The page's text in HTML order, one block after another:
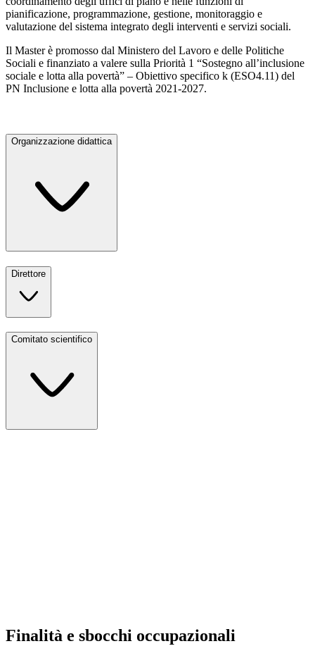
pianificazione, programmazione, gestione, monitoraggio e
valutazione del sistema integrato degli interventi e servizi sociali.
Il Master è promosso dal Ministero del Lavoro e delle Politiche
Sociali e finanziato a valere sulla Priorità 1 “Sostegno all’inclusione
sociale e lotta alla povertà” – Obiettivo specifico k (ESO4.11) del
PN Inclusione e lotta alla povertà 2021-2027.
Organizzazione didattica
Direttore
Comitato scientifico
Finalità e sbocchi occupazionali